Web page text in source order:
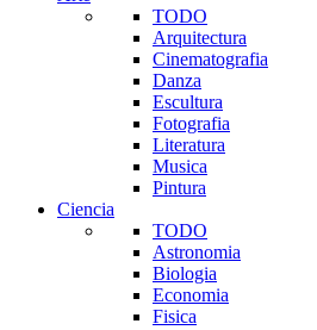
TODO
Arquitectura
Cinematografia
Danza
Escultura
Fotografia
Literatura
Musica
Pintura
Ciencia
TODO
Astronomia
Biologia
Economia
Fisica